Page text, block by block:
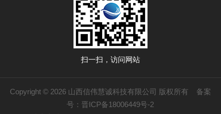
扫一扫，访问网站
Copyright © 2026 山西信伟慧诚科技有限公司 版权所有 备案
号：晋ICP备18006449号-2